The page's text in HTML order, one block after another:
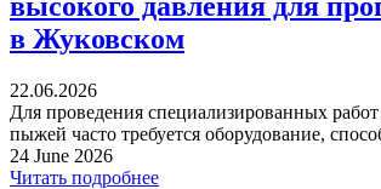
высокого давления для
в Жуковском
22.06.2026
Для проведения специализированных
пыжей часто требуется оборудование,
24 June 2026
Читать подробнее